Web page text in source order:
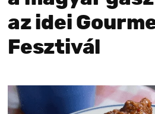
az idei
Fesztivál